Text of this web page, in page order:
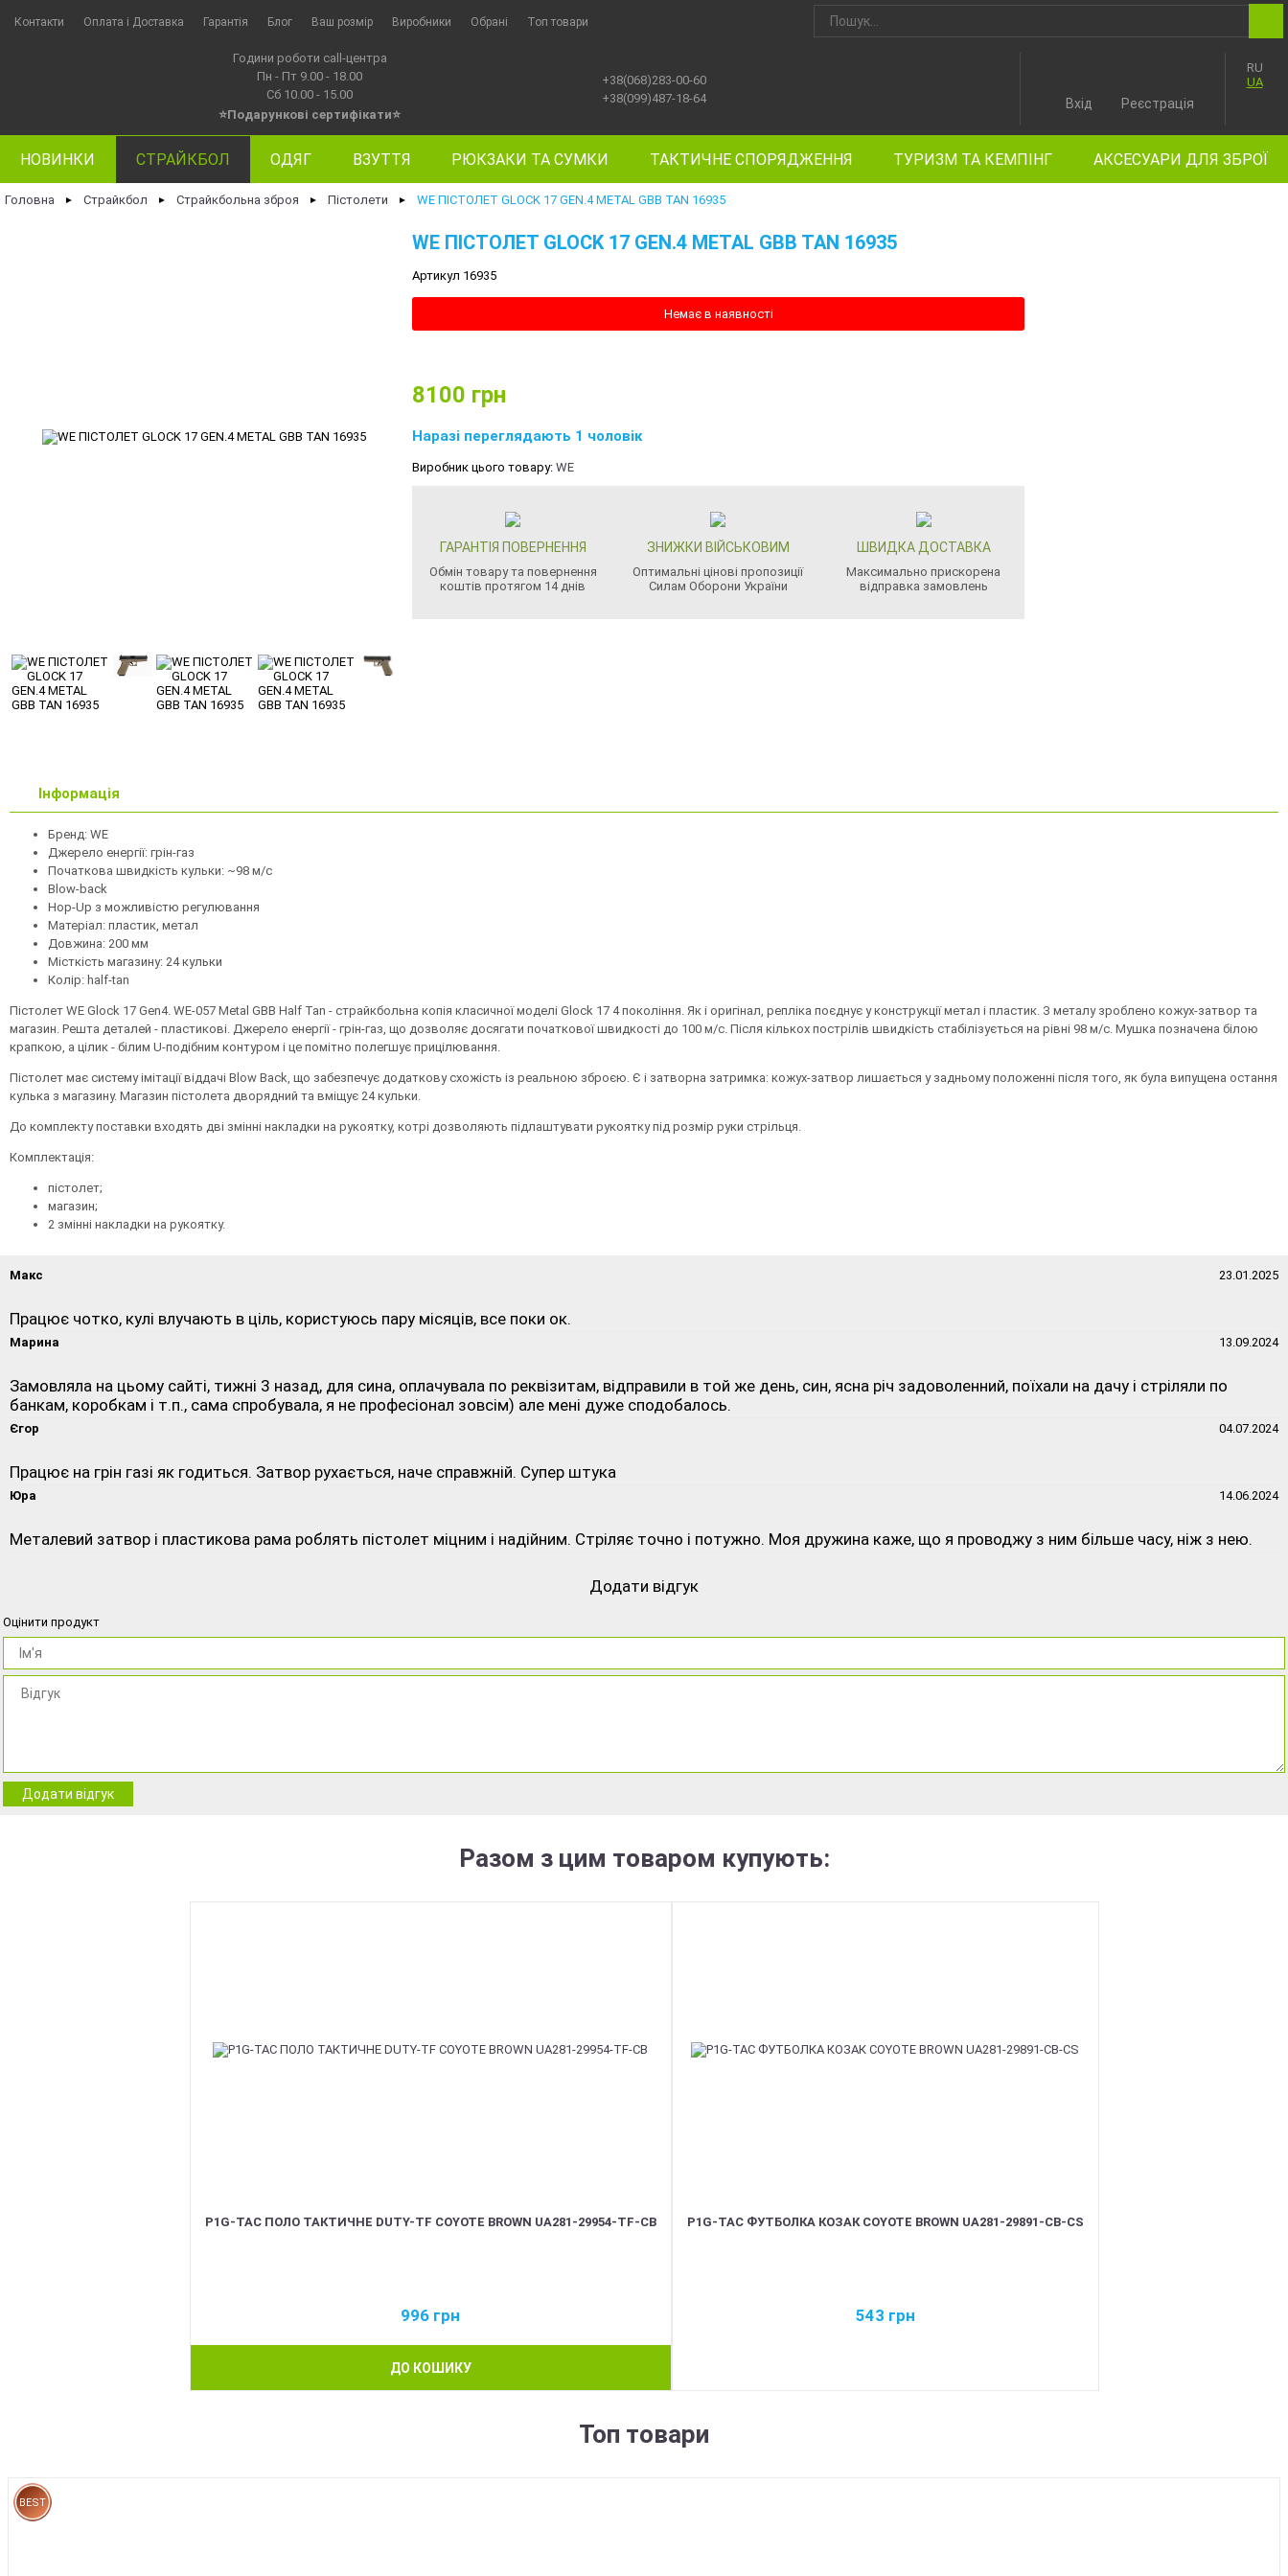
Контакти Оплата i Доставка Гарантія Блог Ваш розмір Виробники Обрані Топ товари
Години роботи call-центра
Пн - Пт 9.00 - 18.00
Сб 10.00 - 15.00
⭐Подарункові сертифікати⭐
+38(068)283-00-60
+38(099)487-18-64
RU
UA
Вхід Реєстрація
НОВИНКИ СТРАЙКБОЛ ОДЯГ ВЗУТТЯ РЮКЗАКИ ТА СУМКИ ТАКТИЧНЕ СПОРЯДЖЕННЯ ТУРИЗМ ТА КЕМПІНГ АКСЕСУАРИ ДЛЯ ЗБРОЇ
Головна ► Страйкбол ► Страйкбольна зброя ► Пістолети ► WE ПІСТОЛЕТ GLOCK 17 GEN.4 METAL GBB TAN 16935
WE ПІСТОЛЕТ GLOCK 17 GEN.4 METAL GBB TAN 16935
Артикул 16935
Немає в наявності
8100 грн
Наразі переглядають 1 чоловік
Виробник цього товару: WE
ГАРАНТІЯ ПОВЕРНЕННЯ
Обмін товару та повернення
коштів протягом 14 днів
ЗНИЖКИ ВІЙСЬКОВИМ
Оптимальні цінові пропозиції
Силам Оборони України
ШВИДКА ДОСТАВКА
Максимально прискорена
відправка замовлень
Інформація
Бренд: WE
Джерело енергії: грін-газ
Початкова швидкість кульки: ~98 м/с
Blow-back
Hop-Up з можливістю регулювання
Матеріал: пластик, метал
Довжина: 200 мм
Місткість магазину: 24 кульки
Колір: half-tan
Пістолет WE Glock 17 Gen4. WE-057 Metal GBB Half Tan - страйкбольна копія класичної моделі Glock 17 4 покоління. Як і оригінал, репліка поєднує у конструкції метал і пластик. З металу зроблено кожух-затвор та
магазин. Решта деталей - пластикові. Джерело енергії - грін-газ, що дозволяє досягати початкової швидкості до 100 м/с. Після кількох пострілів швидкість стабілізується на рівні 98 м/с. Мушка позначена білою
крапкою, а цілик - білим U-подібним контуром і це помітно полегшує прицілювання.
Пістолет має систему імітації віддачі Blow Back, що забезпечує додаткову схожість із реальною зброєю. Є і затворна затримка: кожух-затвор лишається у задньому положенні після того, як була випущена остання
кулька з магазину. Магазин пістолета дворядний та вміщує 24 кульки.
До комплекту поставки входять дві змінні накладки на рукоятку, котрі дозволяють підлаштувати рукоятку під розмір руки стрільця.
Комплектація:
пістолет;
магазин;
2 змінні накладки на рукоятку.
Макс 23.01.2025
Працює чотко, кулі влучають в ціль, користуюсь пару місяців, все поки ок.
Марина 13.09.2024
Замовляла на цьому сайті, тижні 3 назад, для сина, оплачувала по реквізитам, відправили в той же день, син, ясна річ задоволенний, поїхали на дачу і стріляли по
банкам, коробкам і т.п., сама спробувала, я не професіонал зовсім) але мені дуже сподобалось.
Єгор 04.07.2024
Працює на грін газі як годиться. Затвор рухається, наче справжній. Супер штука
Юра 14.06.2024
Металевий затвор і пластикова рама роблять пістолет міцним і надійним. Стріляє точно і потужно. Моя дружина каже, що я проводжу з ним більше часу, ніж з нею.
Додати відгук
Оцінити продукт
Додати відгук
Разом з цим товаром купують:
P1G-TAC ПОЛО ТАКТИЧНЕ DUTY-TF COYOTE BROWN UA281-29954-TF-CB
996 грн
ДО КОШИКУ
P1G-TAC ФУТБОЛКА КОЗАК COYOTE BROWN UA281-29891-CB-CS
543 грн
Топ товари
BEST